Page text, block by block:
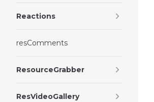
Reactions
resComments
ResourceGrabber
ResVideoGallery